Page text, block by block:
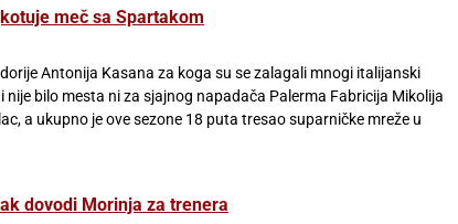
meč sa Spartakom
Antonija Kasana za koga su se zalagali mnogi italijanski
bilo mesta ni za sjajnog napadača Palerma Fabricija Mikolija
a ukupno je ove sezone 18 puta tresao suparničke mreže u
dovodi Morinja za trenera